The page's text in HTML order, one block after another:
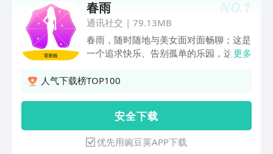
NO.1
春雨
通讯社交 | 79.13MB
春雨，随时随地与美女面对面畅聊；这是
一个追求快乐、告别孤单的乐园，这是属
聊，邂逅你的网络红颜！！快快加入春
码率播放，画面清晰流畅 【互动交流】
便捷聊天，轻松和主播搭讪 【全民聊
天】随时随地，一键轻松开启聊天
更多
人气下载榜TOP100
安 全 下 载
优先用豌豆荚APP下载